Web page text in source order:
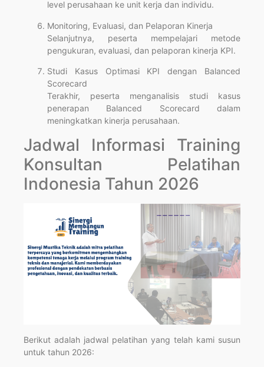
level perusahaan ke unit kerja dan individu.
Monitoring, Evaluasi, dan Pelaporan Kinerja
Selanjutnya, peserta mempelajari metode
pengukuran, evaluasi, dan pelaporan kinerja KPI.
Studi Kasus Optimasi KPI dengan Balanced
Scorecard
Terakhir, peserta menganalisis studi kasus
penerapan Balanced Scorecard dalam
meningkatkan kinerja perusahaan.
Jadwal Informasi Training
Konsultan Pelatihan
Indonesia Tahun 2026
Berikut adalah jadwal pelatihan yang telah kami susun
untuk tahun 2026: